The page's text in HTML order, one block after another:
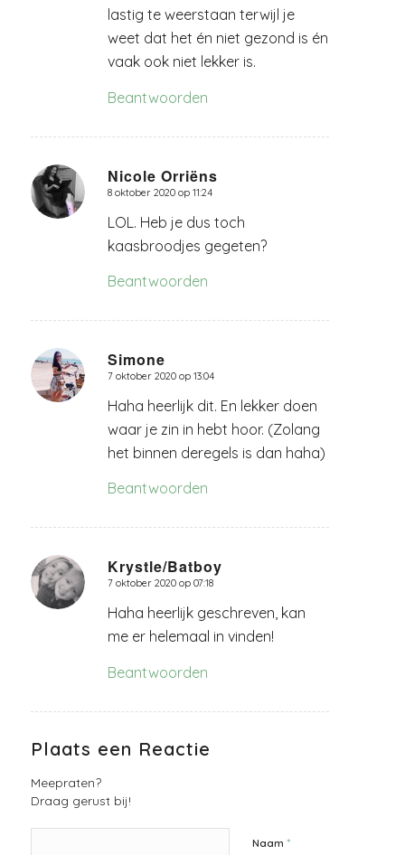
lastig te weerstaan terwijl je
weet dat het én niet gezond is én
vaak ook niet lekker is.
Beantwoorden
Nicole Orriëns
zegt:
8 oktober 2020 op 11:24
LOL. Heb je dus toch
kaasbroodjes gegeten?
Beantwoorden
Simone
zegt:
7 oktober 2020 op 13:04
Haha heerlijk dit. En lekker doen
waar je zin in hebt hoor. (Zolang
het binnen deregels is dan haha)
Beantwoorden
Krystle/Batboy
zegt:
7 oktober 2020 op 07:18
Haha heerlijk geschreven, kan
me er helemaal in vinden!
Beantwoorden
Plaats een Reactie
Meepraten?
Draag gerust bij!
Naam *